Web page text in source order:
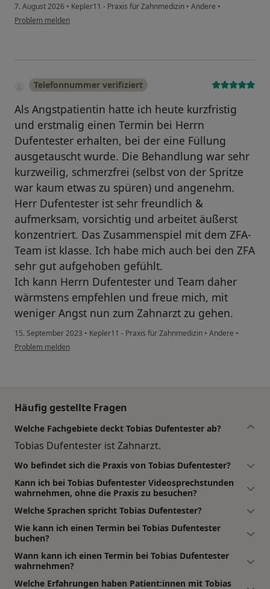
7. August 2026 • Kepler11 - Praxis für Zahnmedizin • Andere •
Problem melden
Telefonnummer verifiziert
Als Angstpatientin hatte ich heute kurzfristig
und erstmalig einen Termin bei Herrn
Dufentester erhalten, bei der eine Füllung
ausgetauscht wurde. Die Behandlung war sehr
kurzweilig, schmerzfrei (selbst von der Spritze
war kaum etwas zu spüren) und angenehm.
Herr Dufentester ist sehr freundlich &
aufmerksam, vorsichtig und arbeitet äußerst
konzentriert. Das Zusammenspiel mit dem ZFA-
Team ist klasse. Ich habe mich auch bei den ZFA
sehr gut aufgehoben gefühlt.
Ich kann Herrn Dufentester und Team daher
wärmstens empfehlen und freue mich, mit
weniger Angst nun zum Zahnarzt zu gehen.
15. September 2023 • Kepler11 - Praxis für Zahnmedizin • Andere •
Problem melden
Häufig gestellte Fragen
Welche Fachgebiete deckt Tobias Dufentester ab?
Tobias Dufentester ist Zahnarzt.
Wo befindet sich die Praxis von Tobias Dufentester?
Kann ich bei Tobias Dufentester Videosprechstunden
wahrnehmen, ohne die Praxis zu besuchen?
Welche Sprachen spricht Tobias Dufentester?
Wie kann ich einen Termin bei Tobias Dufentester
buchen?
Wann kann ich einen Termin bei Tobias Dufentester
wahrnehmen?
Welche Erfahrungen haben Patient:innen mit Tobias